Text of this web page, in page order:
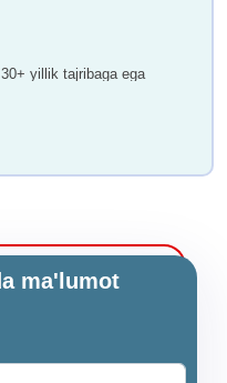
yillik tajribaga ega
ma'lumot